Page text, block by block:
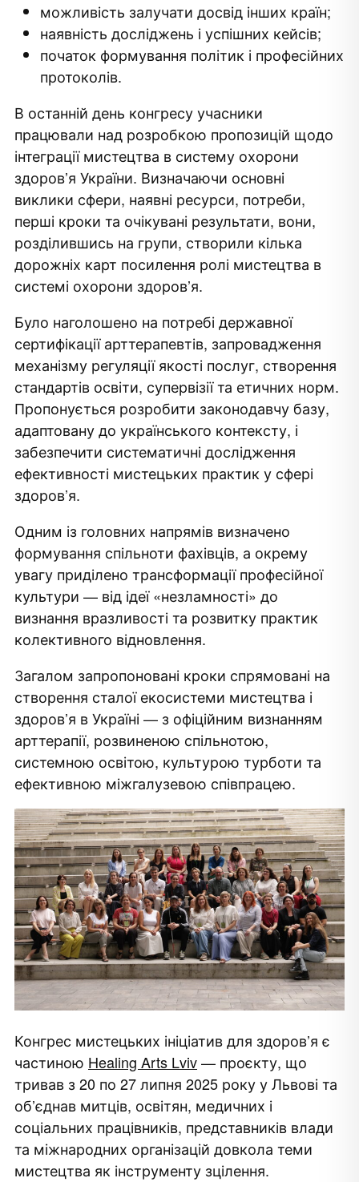
можливість залучати досвід інших країн;
наявність досліджень і успішних кейсів;
початок формування політик і професійних
протоколів.
В останній день конгресу учасники
працювали над розробкою пропозицій щодо
інтеграції мистецтва в систему охорони
здоров’я України. Визначаючи основні
виклики сфери, наявні ресурси, потреби,
перші кроки та очікувані результати, вони,
розділившись на групи, створили кілька
дорожніх карт посилення ролі мистецтва в
системі охорони здоров’я.
Було наголошено на потребі державної
сертифікації арттерапевтів, запровадження
механізму регуляції якості послуг, створення
стандартів освіти, супервізії та етичних норм.
Пропонується розробити законодавчу базу,
адаптовану до українського контексту, і
забезпечити систематичні дослідження
ефективності мистецьких практик у сфері
здоров’я.
Одним із головних напрямів визначено
формування спільноти фахівців, а окрему
увагу приділено трансформації професійної
культури — від ідеї «незламності» до
визнання вразливості та розвитку практик
колективного відновлення.
Загалом запропоновані кроки спрямовані на
створення сталої екосистеми мистецтва і
здоров’я в Україні — з офіційним визнанням
арттерапії, розвиненою спільнотою,
системною освітою, культурою турботи та
ефективною міжгалузевою співпрацею.
Конгрес мистецьких ініціатив для здоров’я є
частиною Healing Arts Lviv— проєкту, що
тривав з 20 по 27 липня 2025 року у Львові та
об’єднав митців, освітян, медичних і
соціальних працівників, представників влади
та міжнародних організацій довкола теми
мистецтва як інструменту зцілення.